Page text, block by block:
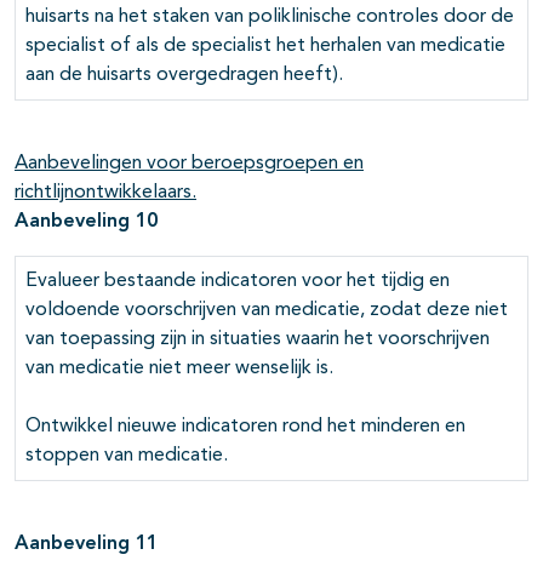
huisarts na het staken van poliklinische controles door de
specialist of als de specialist het herhalen van medicatie
aan de huisarts overgedragen heeft).
Aanbevelingen voor beroepsgroepen en
richtlijnontwikkelaars.
Aanbeveling 10
Evalueer bestaande indicatoren voor het tijdig en
voldoende voorschrijven van medicatie, zodat deze niet
van toepassing zijn in situaties waarin het voorschrijven
van medicatie niet meer wenselijk is.
Ontwikkel nieuwe indicatoren rond het minderen en
stoppen van medicatie.
Aanbeveling 11